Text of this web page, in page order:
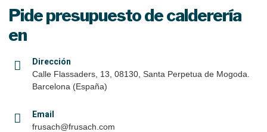
Pide presupuesto de calderería
en
Dirección
Calle Flassaders, 13, 08130, Santa Perpetua de Mogoda.
Barcelona (España)
Email
frusach@frusach.com